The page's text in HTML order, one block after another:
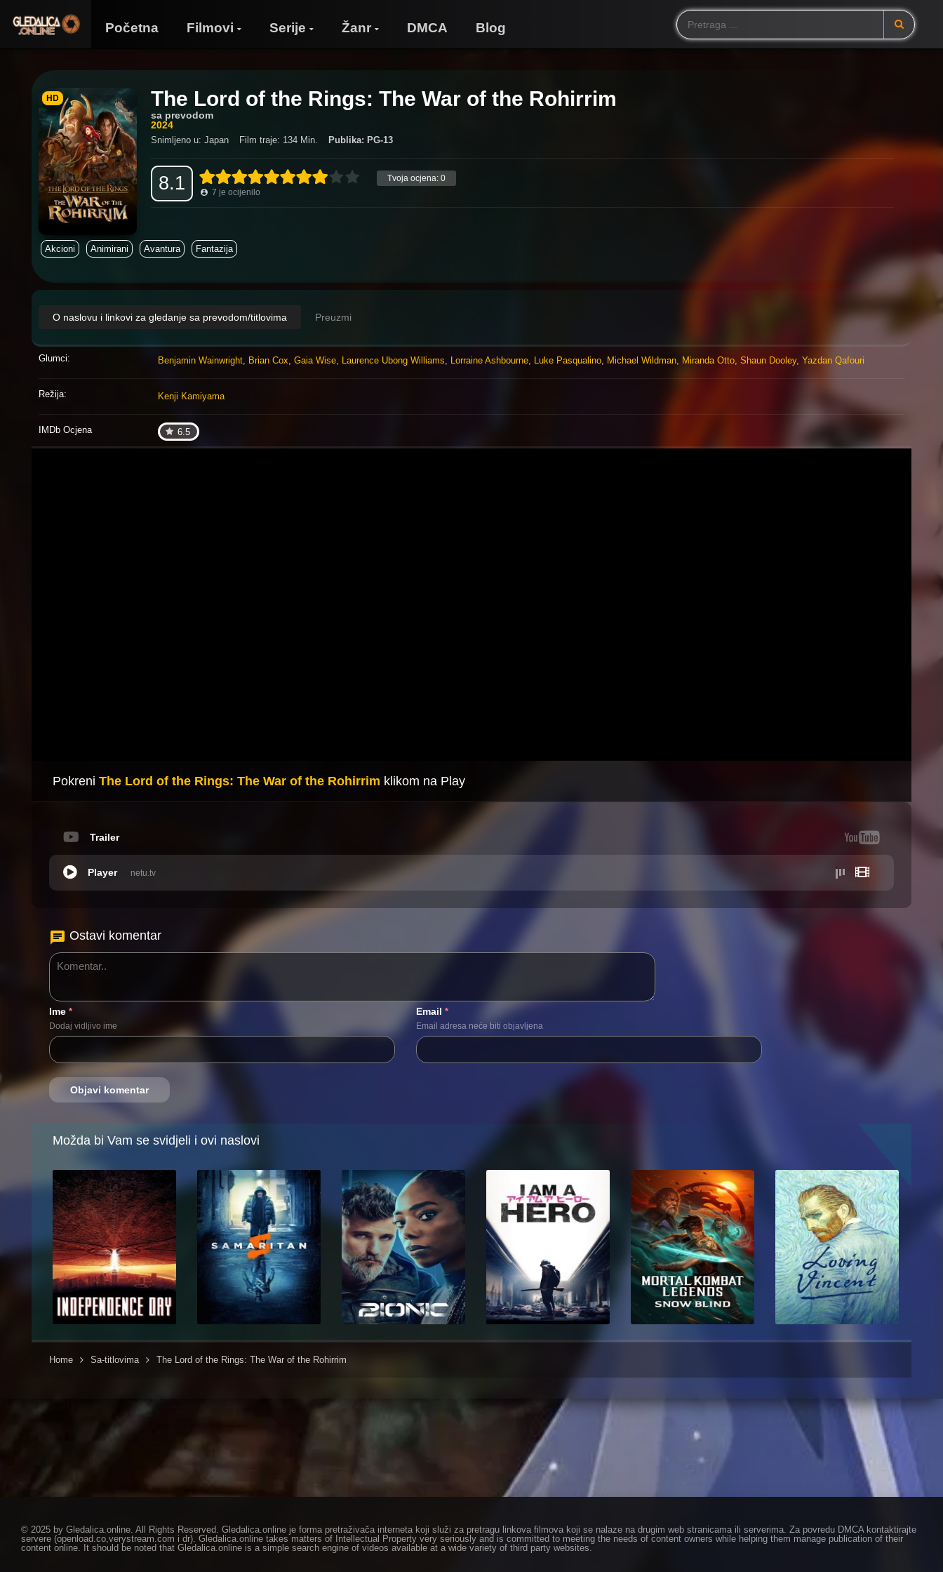
Početna Filmovi Serije Žanr DMCA Blog
HD The Lord of the Rings: The War of the Rohirrim
sa prevodom
2024
Snimljeno u: Japan Film traje: 134 Min. Publika: PG-13
Tvoja ocjena: 0
8.1 7 je ocijenilo
Akcioni Animirani Avantura Fantazija
O naslovu i linkovi za gledanje sa prevodom/titlovima Preuzmi
Glumci: Benjamin Wainwright, Brian Cox, Gaia Wise, Laurence Ubong Williams, Lorraine Ashbourne, Luke Pasqualino, Michael Wildman, Miranda Otto, Shaun Dooley, Yazdan Qafouri
Režija: Kenji Kamiyama
IMDb Ocjena 6.5
Pokreni The Lord of the Rings: The War of the Rohirrim klikom na Play
Trailer
netu.tv
Player
Ostavi komentar
Ime *
Dodaj vidljivo ime
Email *
Email adresa neće biti objavljena
Možda bi Vam se svidjeli i ovi naslovi
Home Sa-titlovima The Lord of the Rings: The War of the Rohirrim
© 2025 by Gledalica.online. All Rights Reserved. Gledalica.online je forma pretraživača interneta koji služi za pretragu linkova filmova koji se nalaze na drugim web stranicama ili serverima. Za povredu DMCA kontaktirajte
servere (openload.co,verystream.com i dr). Gledalica.online takes matters of Intellectual Property very seriously and is committed to meeting the needs of content owners while helping them manage publication of their
content online. It should be noted that Gledalica.online is a simple search engine of videos available at a wide variety of third party websites.